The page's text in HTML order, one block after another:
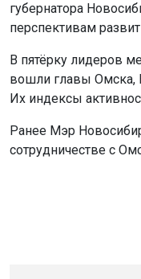
губернатора
перспективам
В пятёрку лидеров
вошли главы Омска,
Их индексы
Ранее Мэр
сотрудничестве с